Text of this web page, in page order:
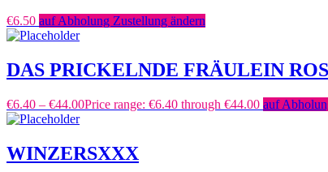
€6.50 auf Abholung Zustellung ändern
DAS PRICKELNDE FRÄULEIN
€6.40 – €44.00Price range: €6.40 through €44.00 auf
WINZERSXXX